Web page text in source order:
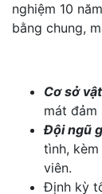
nghiệm 10
bằng chung,
Cơ sở
mát đảm
Đội ngũ
tình,
viên.
Định kỳ